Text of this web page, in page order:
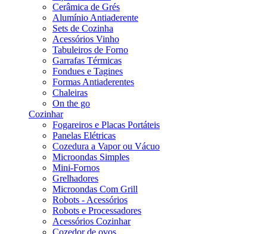
Cerâmica de Grés
Alumínio Antiaderente
Sets de Cozinha
Acessórios Vinho
Tabuleiros de Forno
Garrafas Térmicas
Fondues e Tagines
Formas Antiaderentes
Chaleiras
On the go
Cozinhar
Fogareiros e Placas Portáteis
Panelas Elétricas
Cozedura a Vapor ou Vácuo
Microondas Simples
Mini-Fornos
Grelhadores
Microondas Com Grill
Robots - Acessórios
Robots e Processadores
Acessórios Cozinhar
Cozedor de ovos